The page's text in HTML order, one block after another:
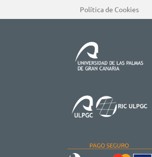
Política de Cookies